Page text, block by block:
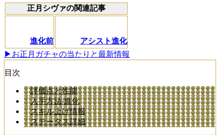
正月シヴァの関連記事
進化前
アシスト進化
▶お正月ガチャの当たりと最新情報
目次
評価点と性能
入手方法/進化
スキル上げ情報
ステータス詳細